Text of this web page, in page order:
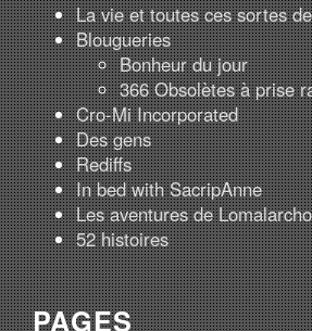
La vie et toutes ces sortes
Blougueries
Bonheur du jour
366 Obsolètes à prise
Cro-Mi Incorporated
Des gens
Rediffs
In bed with SacripAnne
Les aventures de
52 histoires
PAGES